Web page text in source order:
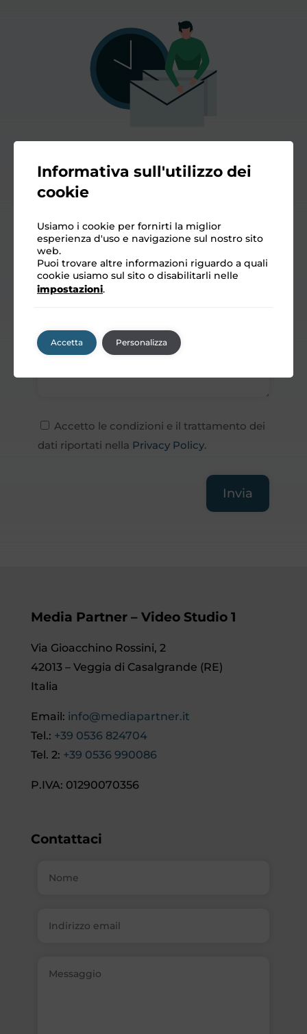
Accetto le condizioni e il trattamento dei
dati riportati nella Privacy Policy.
Invia
Media Partner – Video Studio 1
Via Gioacchino Rossini, 2
42013 – Veggia di Casalgrande (RE)
Italia
Email: info@mediapartner.it
Tel.: +39 0536 824704
Tel. 2: +39 0536 990086
P.IVA: 01290070356
Contattaci
Informativa sull'utilizzo dei
cookie
Usiamo i cookie per fornirti la miglior
esperienza d'uso e navigazione sul nostro sito
web.
Puoi trovare altre informazioni riguardo a quali
cookie usiamo sul sito o disabilitarli nelle
impostazioni.
Accetta Personalizza